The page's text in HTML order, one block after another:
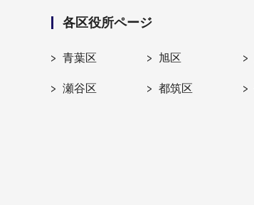
各区役所ページ
青葉区 旭区
瀬谷区 都筑区